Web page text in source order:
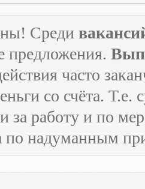
Среди
предложения.
часто
со счёта.
за работу и по
по надуманным